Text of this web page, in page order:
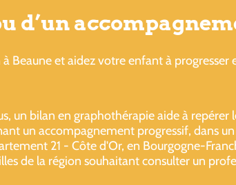
d’un
Beaune et aidez votre enfant à progresser
un bilan en graphothérapie aide à
un accompagnement progressif, dans
21 - Côte d'Or, en Bourgogne-
de la région souhaitant consulter un